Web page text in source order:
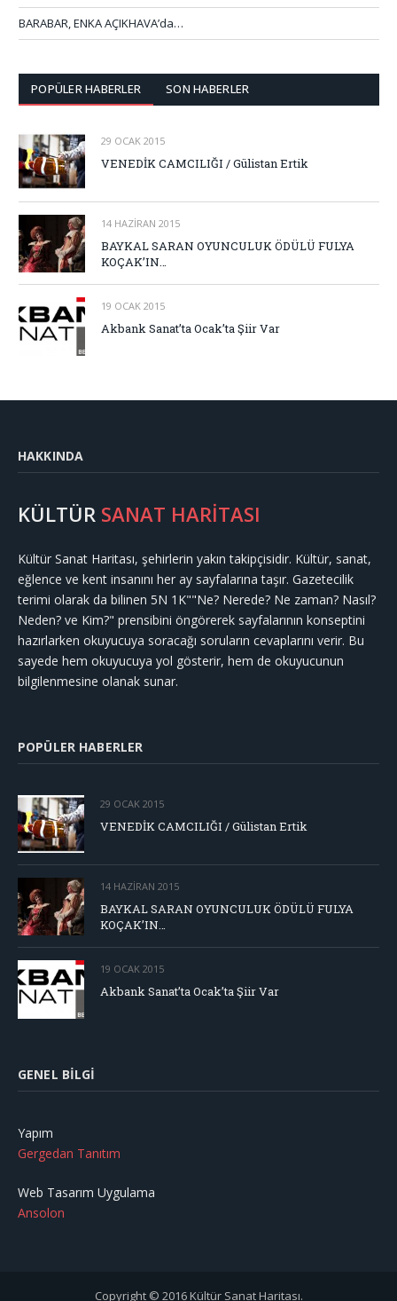
BARABAR, ENKA AÇIKHAVA’da…
POPÜLER HABERLER SON HABERLER
29 OCAK 2015
VENEDİK CAMCILIĞI / Gülistan Ertik
14 HAZIRAN 2015
BAYKAL SARAN OYUNCULUK ÖDÜLÜ FULYA
KOÇAK’IN…
19 OCAK 2015
Akbank Sanat’ta Ocak’ta Şiir Var
HAKKINDA
KÜLTÜR SANAT HARİTASI
Kültür Sanat Haritası, şehirlerin yakın takipçisidir. Kültür, sanat,
eğlence ve kent insanını her ay sayfalarına taşır. Gazetecilik
terimi olarak da bilinen 5N 1K""Ne? Nerede? Ne zaman? Nasıl?
Neden? ve Kim?" prensibini öngörerek sayfalarının konseptini
hazırlarken okuyucuya soracağı soruların cevaplarını verir. Bu
sayede hem okuyucuya yol gösterir, hem de okuyucunun
bilgilenmesine olanak sunar.
POPÜLER HABERLER
29 OCAK 2015
VENEDİK CAMCILIĞI / Gülistan Ertik
14 HAZIRAN 2015
BAYKAL SARAN OYUNCULUK ÖDÜLÜ FULYA
KOÇAK’IN…
19 OCAK 2015
Akbank Sanat’ta Ocak’ta Şiir Var
GENEL BILGI
Yapım
Gergedan Tanıtım
Web Tasarım Uygulama
Ansolon
Copyright © 2016 Kültür Sanat Haritası.